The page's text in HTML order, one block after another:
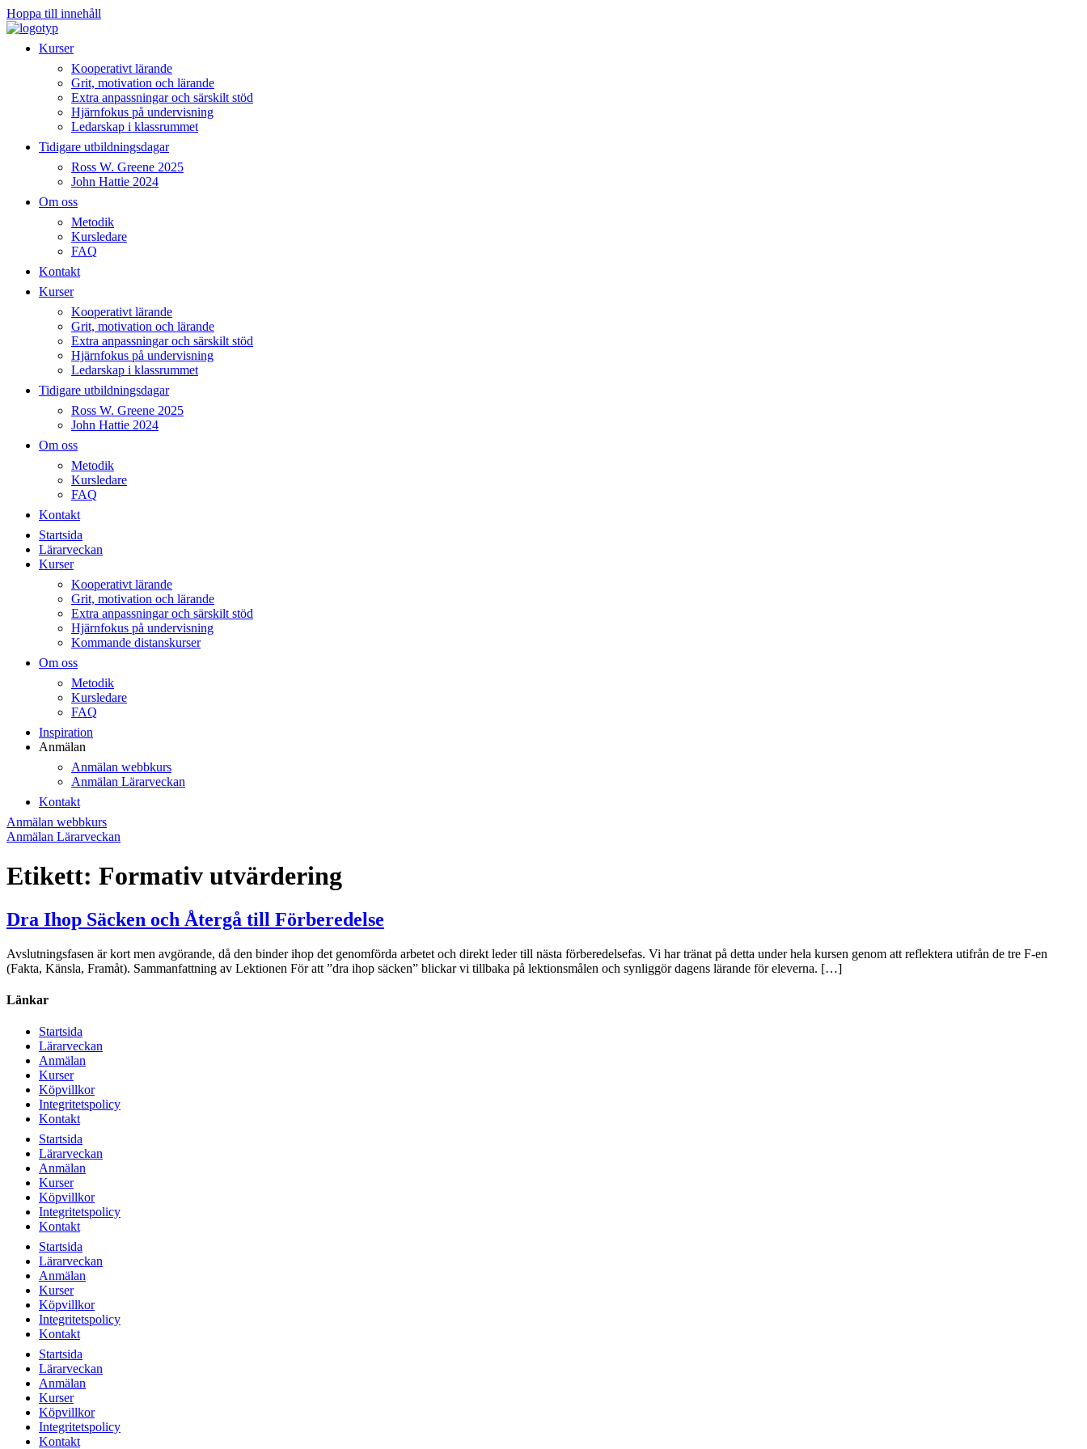
Hoppa till innehåll
Kurser
Kooperativt lärande
Grit, motivation och lärande
Extra anpassningar och särskilt stöd
Hjärnfokus på undervisning
Ledarskap i klassrummet
Tidigare utbildningsdagar
Ross W. Greene 2025
John Hattie 2024
Om oss
Metodik
Kursledare
FAQ
Kontakt
Kurser
Kooperativt lärande
Grit, motivation och lärande
Extra anpassningar och särskilt stöd
Hjärnfokus på undervisning
Ledarskap i klassrummet
Tidigare utbildningsdagar
Ross W. Greene 2025
John Hattie 2024
Om oss
Metodik
Kursledare
FAQ
Kontakt
Startsida
Lärarveckan
Kurser
Kooperativt lärande
Grit, motivation och lärande
Extra anpassningar och särskilt stöd
Hjärnfokus på undervisning
Kommande distanskurser
Om oss
Metodik
Kursledare
FAQ
Inspiration
Anmälan
Anmälan webbkurs
Anmälan Lärarveckan
Kontakt
Anmälan webbkurs
Anmälan Lärarveckan
Etikett: Formativ utvärdering
Dra Ihop Säcken och Återgå till Förberedelse
Avslutningsfasen är kort men avgörande, då den binder ihop det genomförda arbetet och direkt leder till nästa förberedelsefas. Vi har tränat på detta under hela kursen genom att reflektera utifrån de tre F-en
(Fakta, Känsla, Framåt). Sammanfattning av Lektionen För att ”dra ihop säcken” blickar vi tillbaka på lektionsmålen och synliggör dagens lärande för eleverna. […]
Länkar
Startsida
Lärarveckan
Anmälan
Kurser
Köpvillkor
Integritetspolicy
Kontakt
Startsida
Lärarveckan
Anmälan
Kurser
Köpvillkor
Integritetspolicy
Kontakt
Startsida
Lärarveckan
Anmälan
Kurser
Köpvillkor
Integritetspolicy
Kontakt
Startsida
Lärarveckan
Anmälan
Kurser
Köpvillkor
Integritetspolicy
Kontakt